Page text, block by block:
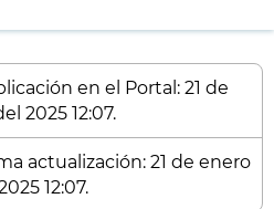
en el Portal: 21 de
2025 12:07.
actualización: 21 de enero
12:07.